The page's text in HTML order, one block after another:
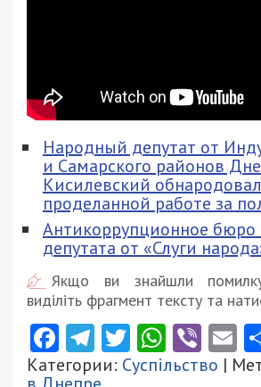
Народный депутат от
и Самарского районов
Кисилевский
проделанной работе за
Антикоррупционное бюро
депутата от «Слуги
Якщо ви знайшли
виділіть фрагмент тексту та
Facebook
Telegram
Twitter
Категории: Суспільство |